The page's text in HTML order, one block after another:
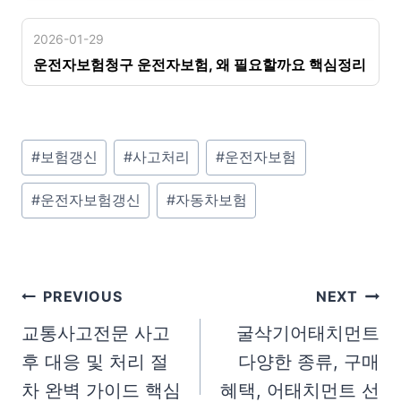
2026-01-29
운전자보험청구 운전자보험, 왜 필요할까요 핵심정리
P
o
a
s
#보험갱신 #사고처리 #운전자보험
#운전자보험갱신 #자동차보험
글
탐
색
PREVIOUS
교통사고전문 사고
후 대응 및 처리 절
차 완벽 가이드 핵심
NEXT
굴삭기어태치먼트
다양한 종류, 구매
혜택, 어태치먼트 선